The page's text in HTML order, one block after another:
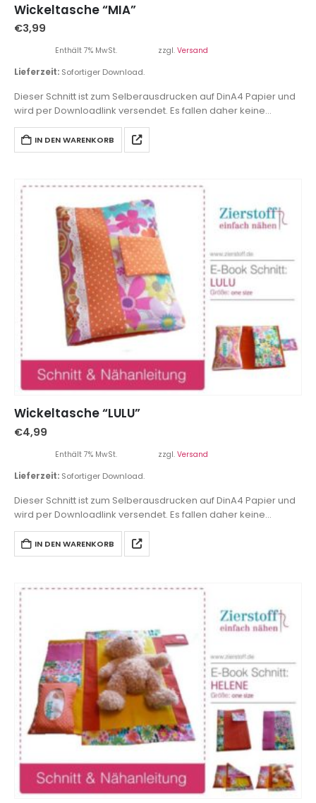
Wickeltasche “MIA”
€3,99
Enthält 7% MwSt. zzgl. Versand
Lieferzeit: Sofortiger Download.
Dieser Schnitt ist zum Selberausdrucken auf DinA4 Papier und
wird per Downloadlink versendet. Es fallen daher keine
Versandkosten an.
IN DEN WARENKORB
Wickeltasche “LULU”
€4,99
Enthält 7% MwSt. zzgl. Versand
Lieferzeit: Sofortiger Download.
Dieser Schnitt ist zum Selberausdrucken auf DinA4 Papier und
wird per Downloadlink versendet. Es fallen daher keine
Versandkosten an.
IN DEN WARENKORB